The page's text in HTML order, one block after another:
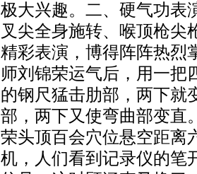
极大兴趣。二、硬气功表
叉尖全身施转、喉顶枪尖
精彩表演，博得阵阵热烈
师刘锦荣运气后，用一把
的钢尺猛击肋部，两下就
部，两下又使弯曲部变直
荣头顶百会穴位悬空距离
机，人们看到记录仪的笔